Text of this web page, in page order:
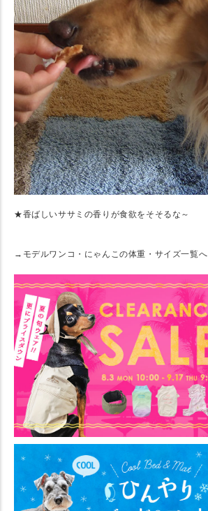
★香ばしいササミの香りが食欲をそそるな～
→モデルワンコ・にゃんこの体重・サイズ一覧へ